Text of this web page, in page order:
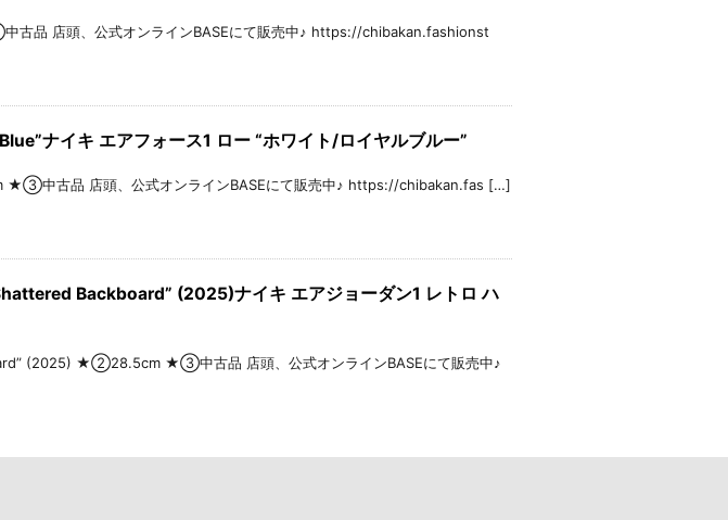
店頭、公式オンラインBASEにて販売中♪ https://chibakan.fashionst
ナイキ エアフォース1 ロー “ホワイト/ロイヤルブルー”
古品 店頭、公式オンラインBASEにて販売中♪ https://chibakan.fas […]
Backboard” (2025)ナイキ エアジョーダン1 レトロ ハ
(2025) ★②28.5cm ★③中古品 店頭、公式オンラインBASEにて販売中♪